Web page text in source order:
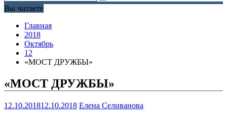
Вы читаете
Главная
2018
Октябрь
12
«МОСТ ДРУЖБЫ»
«МОСТ ДРУЖБЫ»
12.10.201812.10.2018 Елена Селиванова